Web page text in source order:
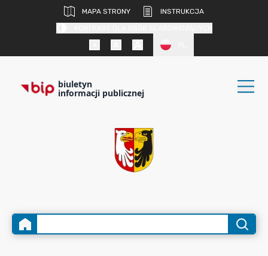
MAPA STRONY
INSTRUKCJA
biuletyn
informacji publicznej